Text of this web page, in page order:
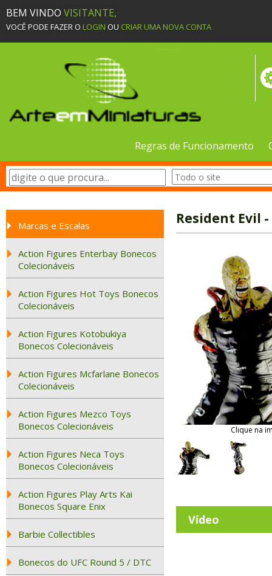
BEM VINDO VISITANTE,
VOCÊ PODE FAZER O LOGIN OU CRIAR UMA NOVA CONTA
Regras de Funcionamento
Marcas e Escalas
Action Figures Enterbay Bonecos
Colecionáveis
Action Figures Hot Toys Bonecos
Colecionáveis
Action Figures Kotobukiya
Bonecos Colecionáveis
Action Figures Mcfarlane Bonecos
Colecionáveis
Action Figures Mezco Toys
Bonecos Colecionáveis
Action Figures Neca Toys
Bonecos Colecionáveis
Action Figures Play Arts Kai
Bonecos Square Enix
Barbie Collectibles
Bonecos do UFC Round 5 / DTC
Resident Evil
Clique na
Vídeo